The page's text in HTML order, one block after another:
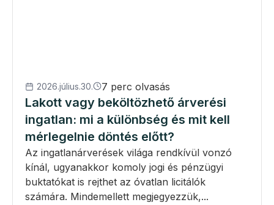
2026.július.30. 7 perc olvasás
Lakott vagy beköltözhető árverési
ingatlan: mi a különbség és mit kell
mérlegelnie döntés előtt?
Az ingatlanárverések világa rendkívül vonzó
kínál, ugyanakkor komoly jogi és pénzügyi
buktatókat is rejthet az óvatlan licitálók
számára. Mindemellett megjegyezzük,...